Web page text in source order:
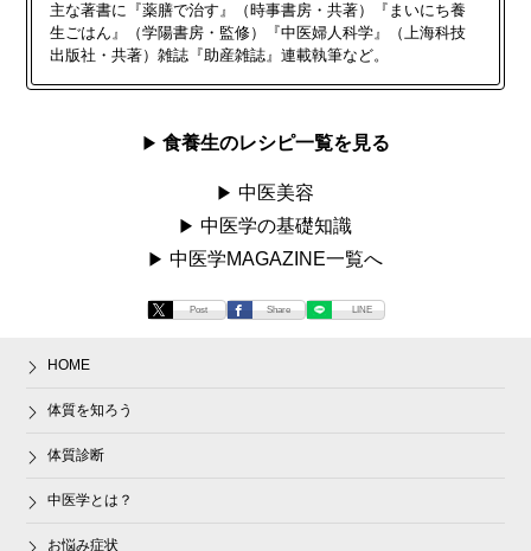
主な著書に『薬膳で治す』（時事書房・共著）『まいにち養
生ごはん』（学陽書房・監修）『中医婦人科学』（上海科技
出版社・共著）雑誌『助産雑誌』連載執筆など。
食養生のレシピ一覧を見る
中医美容
中医学の基礎知識
中医学MAGAZINE一覧へ
Post Share LINE
HOME
体質を知ろう
体質診断
中医学とは？
お悩み症状